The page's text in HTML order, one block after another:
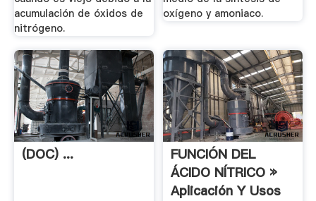
acumulación de óxidos de
nitrógeno.
oxígeno y amoniaco.
(DOC) ...
FUNCIÓN DEL
ÁCIDO NÍTRICO »
Aplicación Y Usos